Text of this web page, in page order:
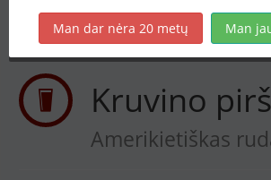
Virimai (1)
BeerXML
Kruvino
Amerikietiškas
Man dar nėra 20 metų Man